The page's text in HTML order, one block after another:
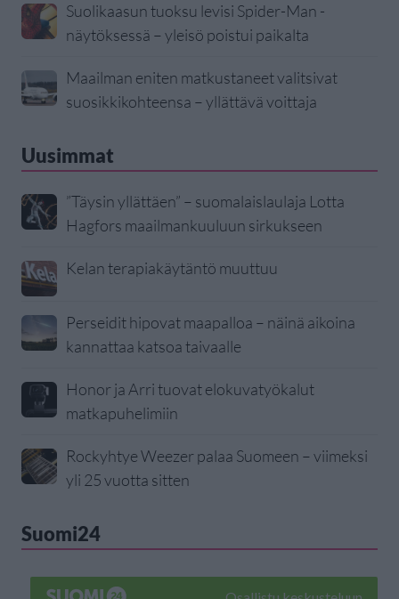
Suolikaasun tuoksu levisi Spider-Man -
näytöksessä – yleisö poistui paikalta
Maailman eniten matkustaneet valitsivat
suosikkikohteensa – yllättävä voittaja
Uusimmat
”Täysin yllättäen” – suomalaislaulaja Lotta
Hagfors maailmankuuluun sirkukseen
Kelan terapiakäytäntö muuttuu
Perseidit hipovat maapalloa – näinä aikoina
kannattaa katsoa taivaalle
Honor ja Arri tuovat elokuvatyökalut
matkapuhelimiin
Rockyhtye Weezer palaa Suomeen – viimeksi
yli 25 vuotta sitten
Suomi24